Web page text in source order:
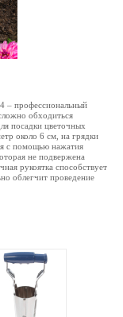
– профессиональный
обходиться
посадки цветочных
около 6 см, на грядки
с помощью нажатия
не подвержена
рукоятка способствует
облегчит проведение